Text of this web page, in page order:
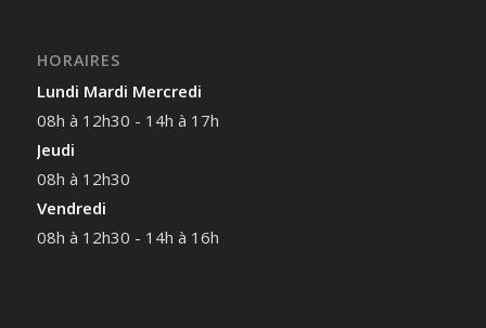
HORAIRES
Lundi Mardi Mercredi
08h à 12h30 - 14h à 17h
Jeudi
08h à 12h30
Vendredi
08h à 12h30 - 14h à 16h